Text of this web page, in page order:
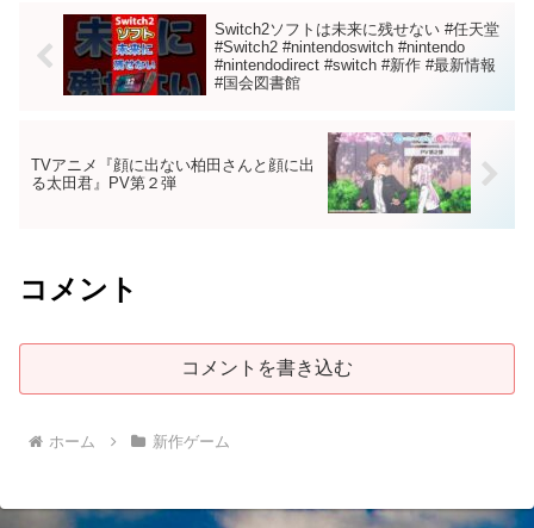
Switch2ソフトは未来に残せない #任天堂
#Switch2 #nintendoswitch #nintendo
#nintendodirect #switch #新作 #最新情報
#国会図書館
TVアニメ『顔に出ない柏田さんと顔に出
る太田君』PV第２弾
コメント
コメントを書き込む
ホーム 新作ゲーム